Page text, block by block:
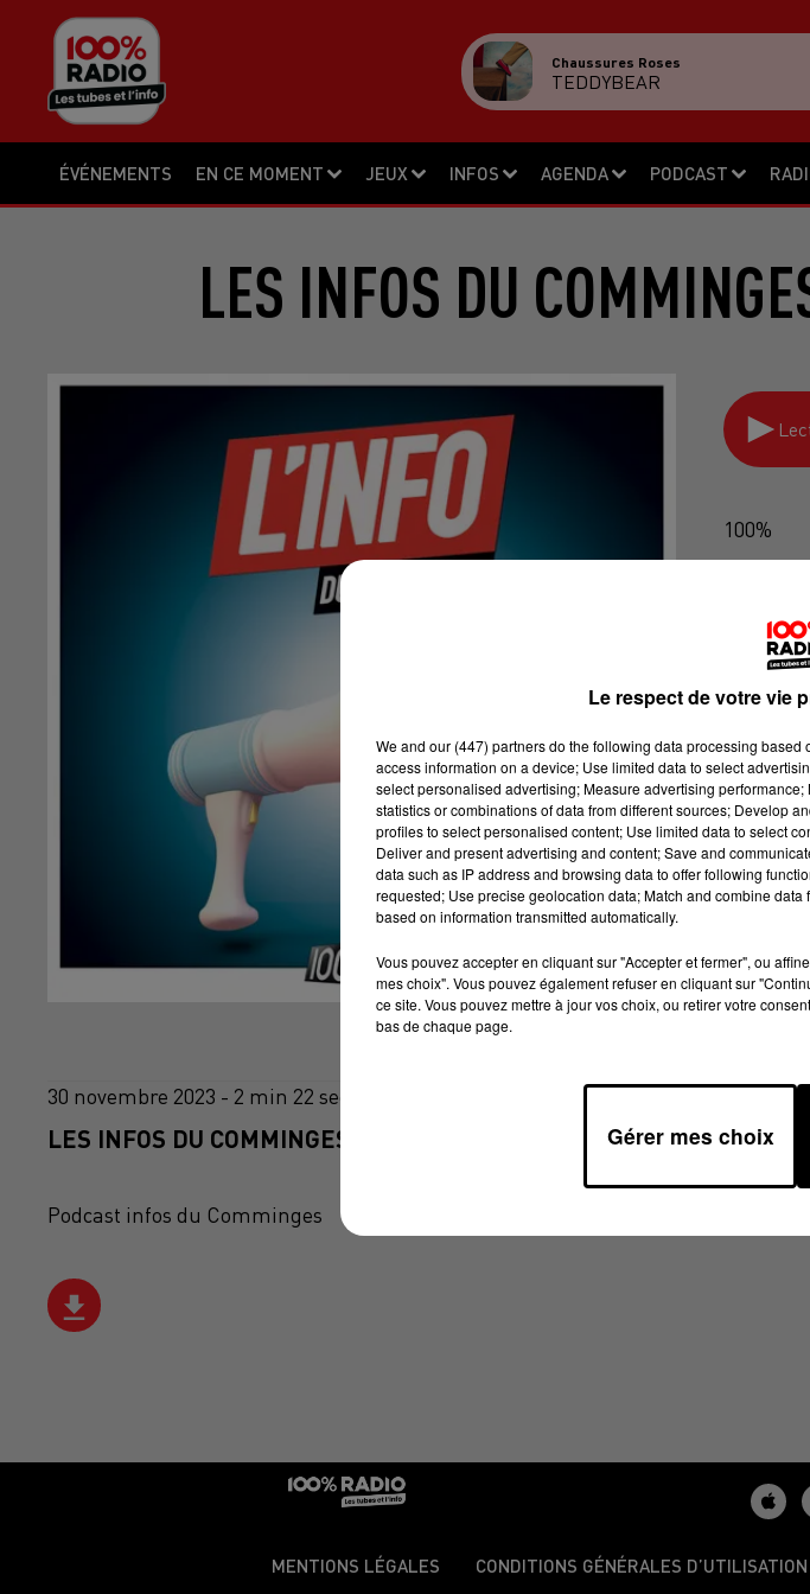
ÉVÉNEMENTS EN CE MOMENT JEUX INFOS AGENDA PODCAST
Chaussures Roses
TEDDYBEAR
LES INFOS DU
100%
30 novembre 2023 - 2 min 22 sec
LES INFOS DU COMMINGES DU 30/11/2023 À 11H01
Podcast infos du Comminges
MENTIONS LÉGALES CONDITIONS GÉNÉRALES D’UTILISATION
Le respect de votre vie
We and our (447) partnersdo the following data processing based
access information on a device; Use limited data to select
select personalised advertising; Measure advertising
statistics or combinations of data from different sources; Develop
profiles to select personalised content; Use limited data to select
Deliver and present advertising and content; Save and
data such as IP address and browsing data to offer following
requested; Use precise geolocation data; Match and combine
based on information transmitted automatically.
Vous pouvez accepter en cliquant sur "Accepter et fermer", ou
mes choix". Vous pouvez également refuser en cliquant sur
ce site. Vous pouvez mettre à jour vos choix, ou retirer votre
bas de chaque page.
Gérer mes choix